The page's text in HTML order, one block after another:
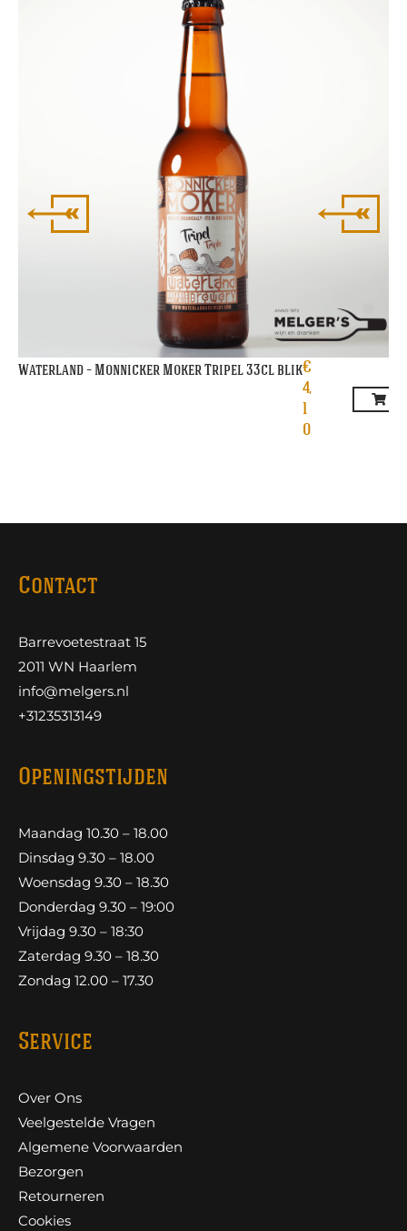
Waterland – Monnicker Moker Tripel 33cl blik€
4,
1
0
Contact
Barrevoetestraat 15
2011 WN Haarlem
info@melgers.nl
+31235313149
Openingstijden
Maandag 10.30 – 18.00
Dinsdag 9.30 – 18.00
Woensdag 9.30 – 18.30
Donderdag 9.30 – 19:00
Vrijdag 9.30 – 18:30
Zaterdag 9.30 – 18.30
Zondag 12.00 – 17.30
Service
Over Ons
Veelgestelde Vragen
Algemene Voorwaarden
Bezorgen
Retourneren
Cookies